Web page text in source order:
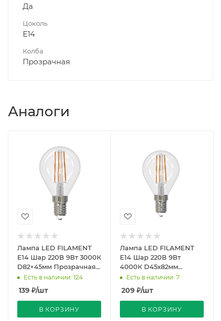
Да
Цоколь
Е14
Колба
Прозрачная
Аналоги
Лампа LED FILAMENT
Е14 Шар 220В 9Вт 3000К
D82×45мм Прозрачная
колба 360º 750Лм Sky
Есть в наличии: 124
139 ₽/шт
В КОРЗИНУ
Лампа LED FILAMENT
Е14 Шар 220В 9Вт
4000К D45х82мм
Прозрачная колба 360º
750Лм Димм Air Uniel
Есть в наличии: 7
209 ₽/шт
В КОРЗИНУ